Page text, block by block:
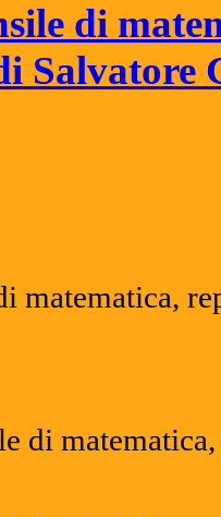
di
Salvatore
matematica,
di